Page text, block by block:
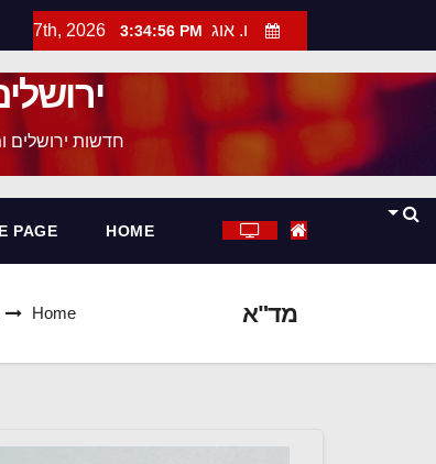
ו. אוג 7th, 2026 3:34:57 PM
חדשות ירושלים
HOME
PAGE
מד"א Home